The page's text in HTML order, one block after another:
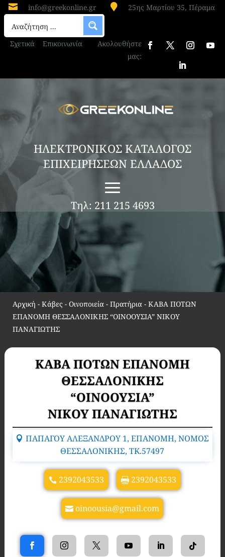
 info@greekonline.gr  25ης Μαρτίου 35, Πέραμα
Σχετικά Επικοινωνία
Ακολουθήστε
μας:
ΗΛΕΚΤΡΟΝΙΚΟΣ ΚΑΤΑΛΟΓΟΣ
ΕΠΙΧΕΙΡΗΣΕΩΝ ΕΛΛΑΔΟΣ
Τηλ: 211 215 4693
Αρχική - Κάβες - Οινοποιεία - Πρατήρια- ΚΑΒΑ ΠΟΤΩΝ
ΕΠΑΝΟΜΗ ΘΕΣΣΑΛΟΝΙΚΗΣ “ΟΙΝΟΟΥΣΙΑ” ΝΙΚΟΥ
ΠΑΝΑΓΙΩΤΗΣ
ΚΑΒΑ ΠΟΤΩΝ ΕΠΑΝΟΜΗ
ΘΕΣΣΑΛΟΝΙΚΗΣ
“ΟΙΝΟΟΥΣΙΑ”
ΝΙΚΟΥ ΠΑΝΑΓΙΩΤΗΣ
ΠΑΠΑΓΟΥ ΑΛΕΞΑΝΔΡΟΥ 1, ΕΠΑΝΟΜΗ, ΝΟΜΟΣ
ΘΕΣΣΑΛΟΝΙΚΗΣ, TK.57497
2392043533 2392043533
oinoousia@gmail.com